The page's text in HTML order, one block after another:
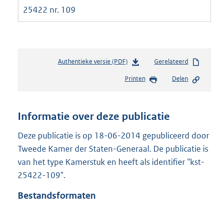
25422 nr. 109
Authentieke versie (PDF)b
s
n
s
r
o
Gerelateerd
Printen Delen
Informatie over deze publicatie
Deze publicatie is op 18-06-2014 gepubliceerd door
Tweede Kamer der Staten-Generaal. De publicatie is
van het type Kamerstuk en heeft als identifier "kst-
25422-109".
Bestandsformaten